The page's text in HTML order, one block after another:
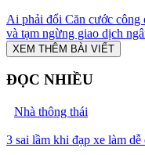
Ai phải đổi Căn cước công
và tạm ngừng giao dịch
XEM THÊM BÀI VIẾT
ĐỌC NHIỀU
Nhà thông thái
3 sai lầm khi đạp xe làm